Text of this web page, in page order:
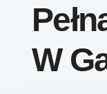
W